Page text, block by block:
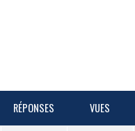
RÉPONSES VUES